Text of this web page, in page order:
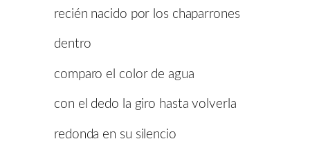
recién nacido por los chaparrones
dentro
comparo el color de agua
con el dedo la giro hasta volverla
redonda en su silencio